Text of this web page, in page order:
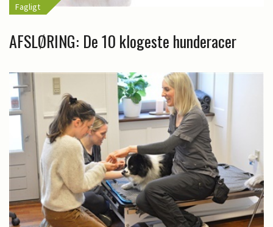
Fagligt
AFSLØRING: De 10 klogeste hunderacer